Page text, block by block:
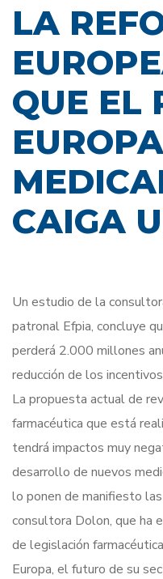
LA
QUE EL
CAIGA
Un estudio de la
patronal Efpia, concluye
perderá 2.000 millones
reducción de los
La propuesta actual de
farmacéutica que está
tendrá impactos muy
desarrollo de nuevos
lo ponen de manifiesto
consultora Dolon, que ha
de legislación
Europa, el futuro de su